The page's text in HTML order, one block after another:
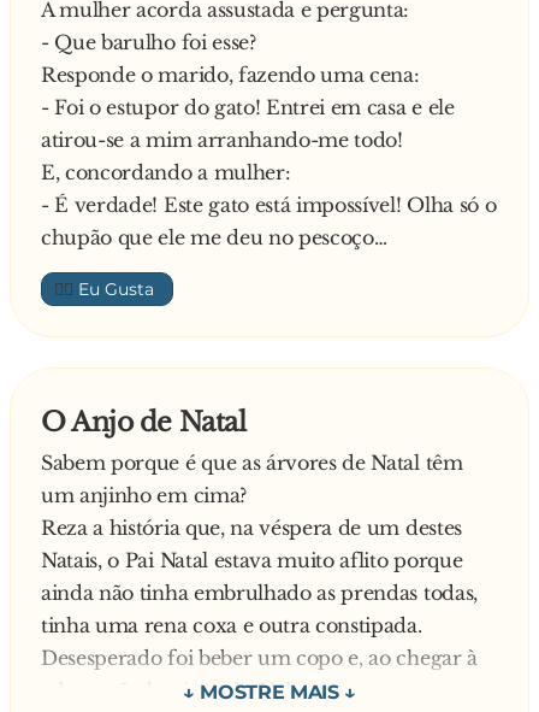
A mulher acorda assustada e pergunta:
- Que barulho foi esse?
Responde o marido, fazendo uma cena:
- Foi o estupor do gato! Entrei em casa e ele
atirou-se a mim arranhando-me todo!
E, concordando a mulher:
- É verdade! Este gato está impossível! Olha só o
chupão que ele me deu no pescoço…
👍🏼
O Anjo de Natal
Sabem porque é que as árvores de Natal têm
um anjinho em cima?
Reza a história que, na véspera de um destes
Natais, o Pai Natal estava muito aflito porque
ainda não tinha embrulhado as prendas todas,
tinha uma rena coxa e outra constipada.
Desesperado foi beber um copo e, ao chegar à
adega, não havia nada. Voltou a casa para